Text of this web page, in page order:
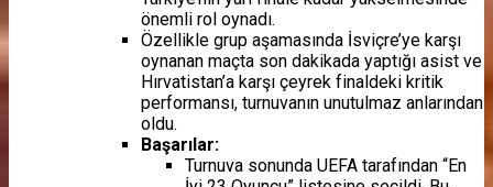
önemli rol oynadı.
Özellikle grup aşamasında İsviçre’ye karşı
oynanan maçta son dakikada yaptığı asist ve
Hırvatistan’a karşı çeyrek finaldeki kritik
performansı, turnuvanın unutulmaz anlarından
oldu.
Başarılar:
Turnuva sonunda UEFA tarafından “En